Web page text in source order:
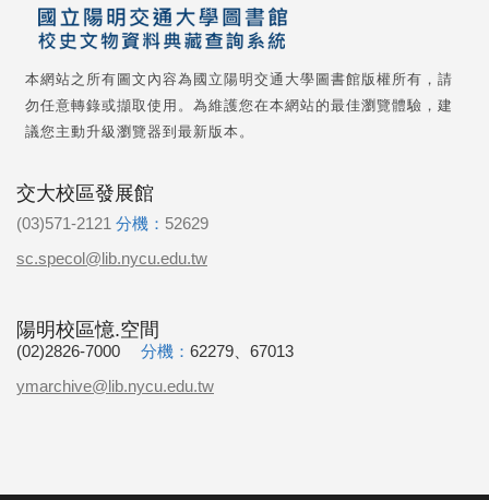
本網站之所有圖文內容為國立陽明交通大學圖書館版權所有，請
勿任意轉錄或擷取使用。為維護您在本網站的最佳瀏覽體驗，建
議您主動升級瀏覽器到最新版本。
交大校區發展館
(03)571-2121 分機： 52629
sc.specol@lib.nycu.edu.tw
陽明校區憶.空間
(02)2826-7000 分機： 62279、67013
ymarchive@lib.nycu.edu.tw